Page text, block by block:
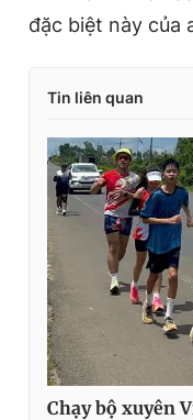
đặc biệt này của
Tin liên quan
Chạy bộ xuyên